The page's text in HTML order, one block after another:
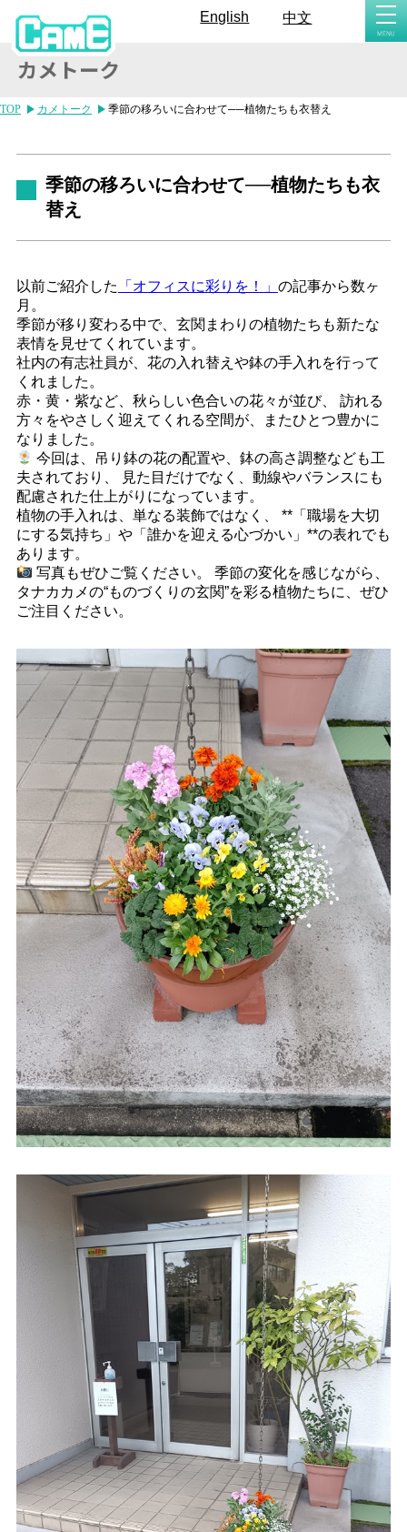
中文
English
TOP カメトーク 季節の移ろいに合わせて──植物たちも衣替え
季節の移ろいに合わせて──植物たちも衣
替え
以前ご紹介した 「オフィスに彩りを！」 の記事から数ヶ
月。
季節が移り変わる中で、玄関まわりの植物たちも新たな
表情を見せてくれています。
社内の有志社員が、花の入れ替えや鉢の手入れを行って
くれました。
赤・黄・紫など、秋らしい色合いの花々が並び、 訪れる
方々をやさしく迎えてくれる空間が、またひとつ豊かに
なりました。
今回は、吊り鉢の花の配置や、鉢の高さ調整なども工
夫されており、 見た目だけでなく、動線やバランスにも
配慮された仕上がりになっています。
植物の手入れは、単なる装飾ではなく、 **「職場を大切
にする気持ち」や「誰かを迎える心づかい」**の表れでも
あります。
写真もぜひご覧ください。 季節の変化を感じながら、
タナカカメの“ものづくりの玄関”を彩る植物たちに、ぜひ
ご注目ください。